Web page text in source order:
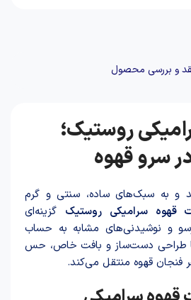
و بررسی محصول
روستیک؛
سرو قهوه
و به سبک‌های ساده، سنتی و گرم
قهوه سرامیکی روستیک گزینه‌ای
و نوشیدنی‌های مشابه به حساب
طراحی دست‌ساز و بافت خاص، حس
فنجان قهوه منتقل می‌کند.